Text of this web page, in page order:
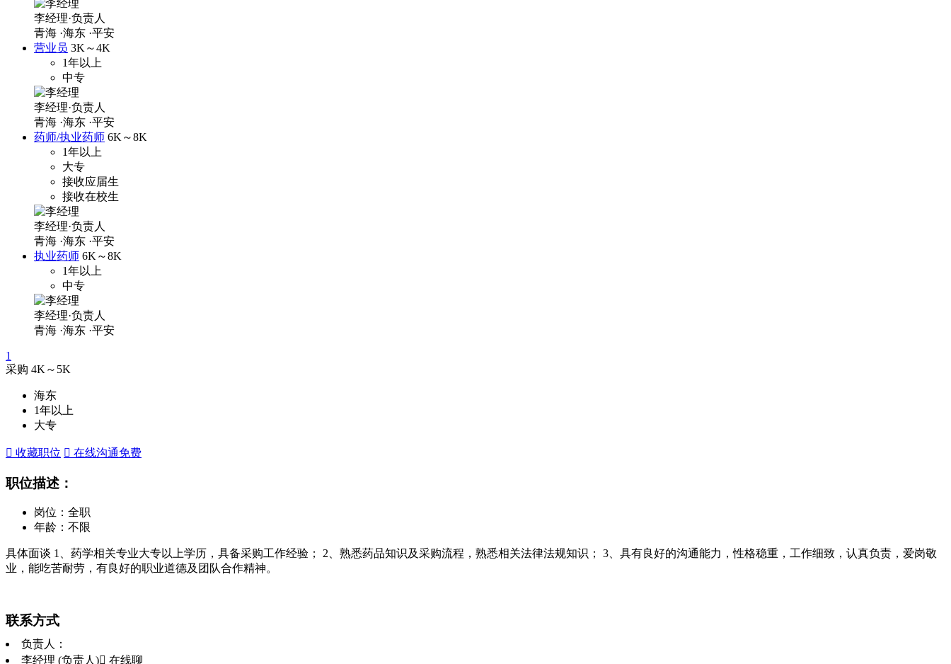
李经理·负责人
青海 ·海东 ·平安
营业员 3K～4K
1年以上
中专
李经理·负责人
青海 ·海东 ·平安
药师/执业药师 6K～8K
1年以上
大专
接收应届生
接收在校生
李经理·负责人
青海 ·海东 ·平安
执业药师 6K～8K
1年以上
中专
李经理·负责人
青海 ·海东 ·平安
1
采购 4K～5K
海东
1年以上
大专
 收藏职位  在线沟通免费
职位描述：
岗位：全职
年龄：不限
具体面谈 1、药学相关专业大专以上学历，具备采购工作经验； 2、熟悉药品知识及采购流程，熟悉相关法律法规知识； 3、具有良好的沟通能力，性格稳重，工作细致，认真负责，爱岗敬
业，能吃苦耐劳，有良好的职业道德及团队合作精神。
联系方式
负责人：
李经理 (负责人) 在线聊